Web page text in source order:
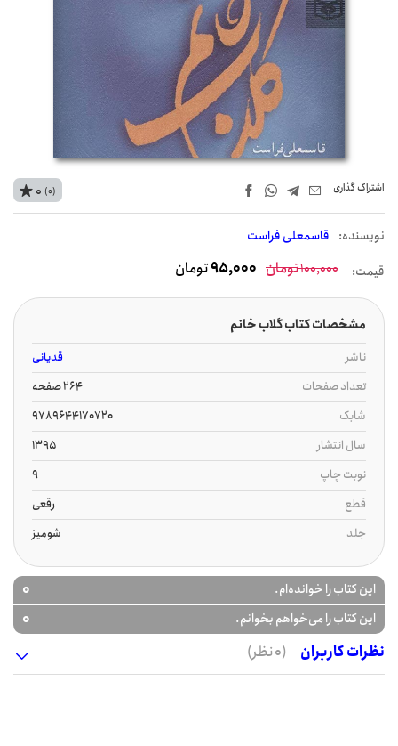
اشتراک‌ گذاری
نويسنده: قاسمعلی فراست
0 (0)
قیمت: 100,000تومان 95,000تومان
مشخصات کتاب گلاب خانم
ناشر
قدیانی
تعداد صفحات
264 صفحه
شابک
9789644170720
سال انتشار
1395
نوبت چاپ
9
قطع
رقعی
جلد
شومیز
این کتاب را خوانده‌ام. 0
این کتاب را می‌خواهم بخوانم.
0
نظرات کاربران
(0 نظر)